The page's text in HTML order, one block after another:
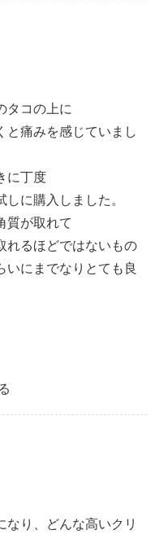
タコの上に
と痛みを感じていまし
に丁度
に購入しました。
質が取れて
れるほどではないもの
いにまでなりとても良
なり、どんな高いクリ